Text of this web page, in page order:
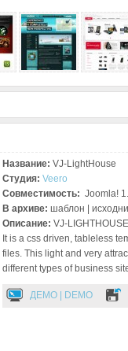
Название: VJ-LightHouse
Студия: Veero
Совместимость: Joomla!
В архиве: шаблон |
Описание: VJ-
It is a css driven, tableless
files. This light and very
different types of business
ДЕМО | DEMO